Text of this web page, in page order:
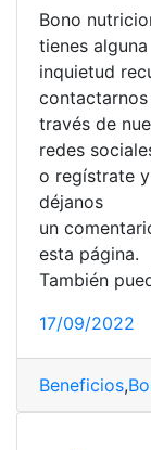
Bono
tienes alguna
inquietud
contactarnos
través de
redes
o regístrate y
déjanos
un
esta página.
También
17/09/2022
Beneficios,